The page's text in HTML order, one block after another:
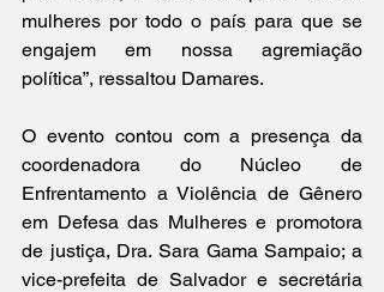
mulheres por todo o país para que se
engajem em nossa agremiação
política”, ressaltou Damares.
O evento contou com a presença da
coordenadora do Núcleo de
Enfrentamento a Violência de Gênero
em Defesa das Mulheres e promotora
de justiça, Dra. Sara Gama Sampaio; a
vice-prefeita de Salvador e secretária